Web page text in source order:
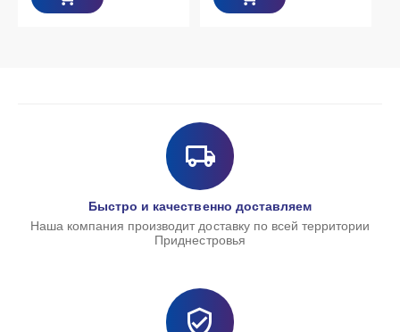
Быстро и качественно доставляем
Наша компания производит доставку по всей территории
Приднестровья